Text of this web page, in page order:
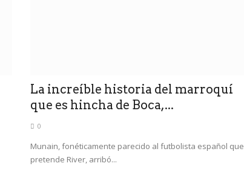
La increíble historia del marroquí
que es hincha de Boca,...
0
Munain, fonéticamente parecido al futbolista español que
pretende River, arribó...